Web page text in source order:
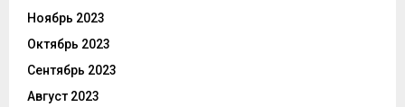
Ноябрь 2023
Октябрь 2023
Сентябрь 2023
Август 2023